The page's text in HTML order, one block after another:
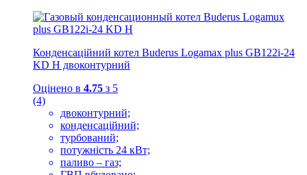
Конденсаційний котел Buderus Logamax plus GB122i-24
KD H двоконтурний
Оцінено в 4.75 з 5
(4)
двоконтурний;
конденсаційний;
турбований;
потужність 24 кВт;
паливо – газ;